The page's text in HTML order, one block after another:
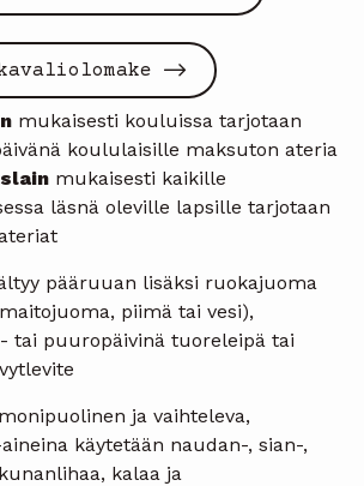
mukaisesti kouluissa tarjotaan
koululaisille maksuton ateria
mukaisesti kaikille
läsnä oleville lapsille tarjotaan
pääruuan lisäksi ruokajuoma
piimä tai vesi),
tai puuropäivinä tuoreleipä tai
ja vaihteleva,
käytetään naudan-, sian-,
kalaa ja